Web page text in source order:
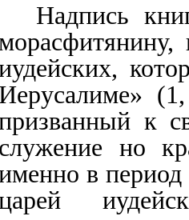
Надпись
Иерусалиме»
к
служение но
в